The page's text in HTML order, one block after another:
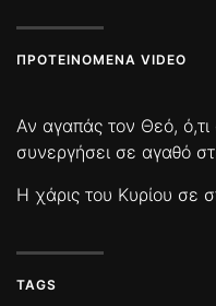
ΠΡΟΤΕΙΝΌΜΕΝΑ VIDEO
Αν αγαπάς τον Θεό,
συνεργήσει σε αγαθό
Η χάρις του Κυρίου σε
TAGS